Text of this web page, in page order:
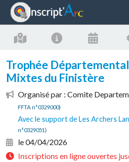
Trophée
Mixtes du Finistère
Organisé par : Comite
FFTA n°0329000)
Avec le support de Les Archers
n°0329051)
le 04/04/2026
Inscriptions en ligne ouvertes
Panneau de gestion des cookies